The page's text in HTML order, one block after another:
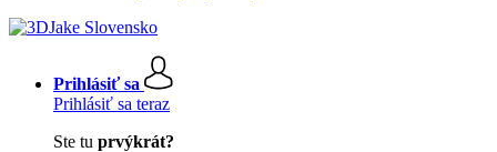
Prihlásiť sa
Prihlásiť sa teraz
Ste tu prvýkrát?